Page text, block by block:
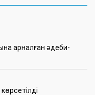
арналған әдеби-